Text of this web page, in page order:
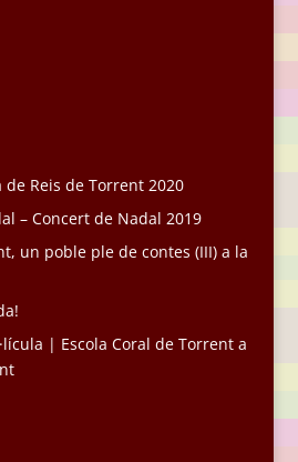
de Reis de Torrent 2020
– Concert de Nadal 2019
un poble ple de contes (III) a la
| Escola Coral de Torrent a